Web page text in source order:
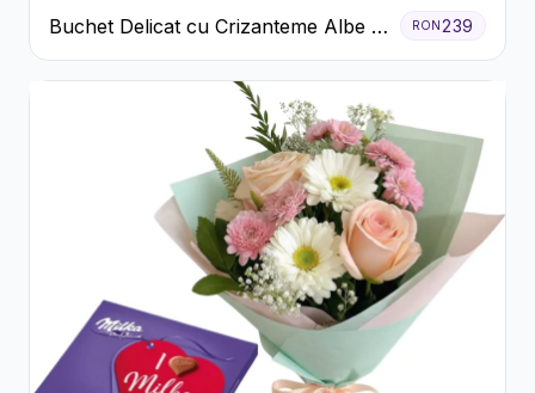
Buchet Delicat cu Crizanteme Albe și
Mov
RON 239